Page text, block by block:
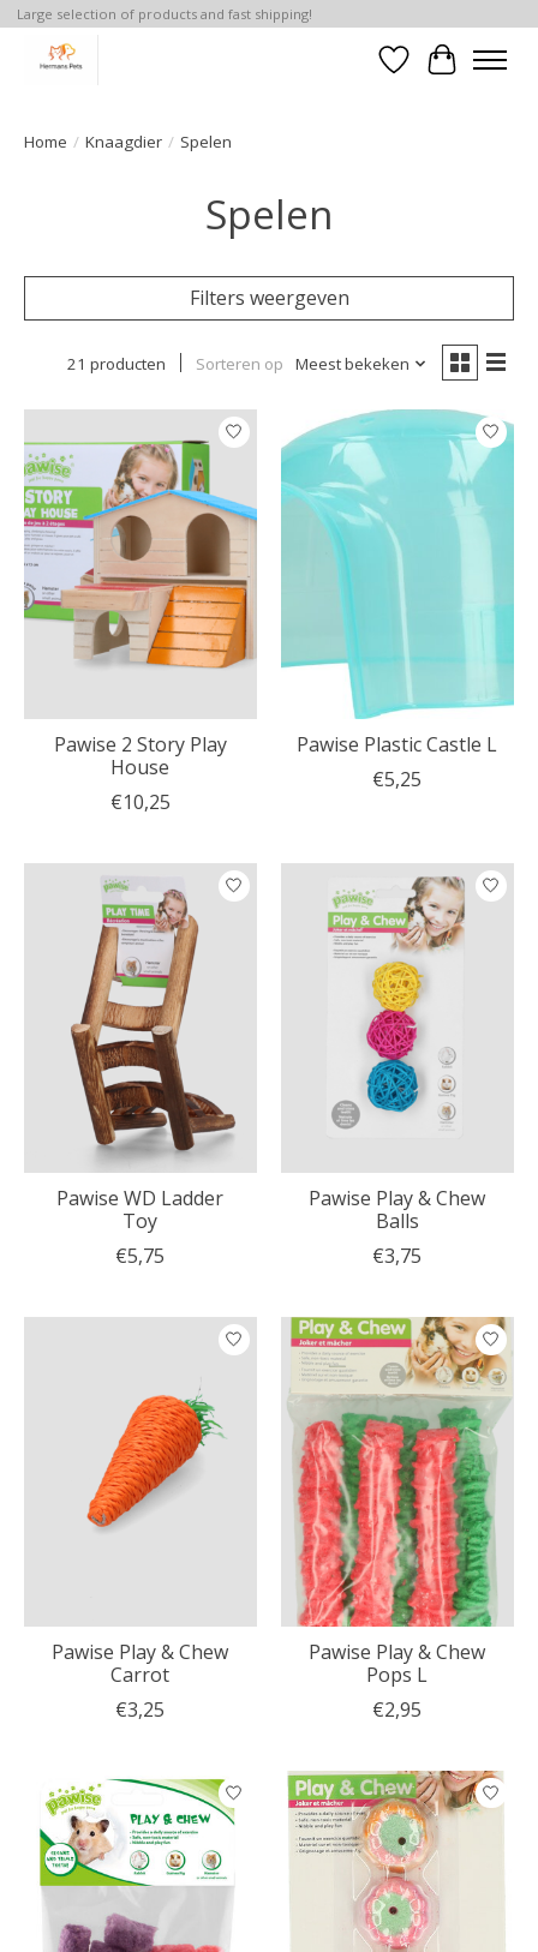
Large selection of products and fast shipping!
Verlanglijst
Home / Knaagdier / Spelen
Spelen
Filters weergeven
21 producten Sorteren op Meest bekeken
Pawise 2 Story Play
House
€10,25
Pawise Plastic Castle L
€5,25
Pawise WD Ladder
Toy
€5,75
Pawise Play & Chew
Balls
€3,75
Pawise Play & Chew
Carrot
€3,25
Pawise Play & Chew
Pops L
€2,95